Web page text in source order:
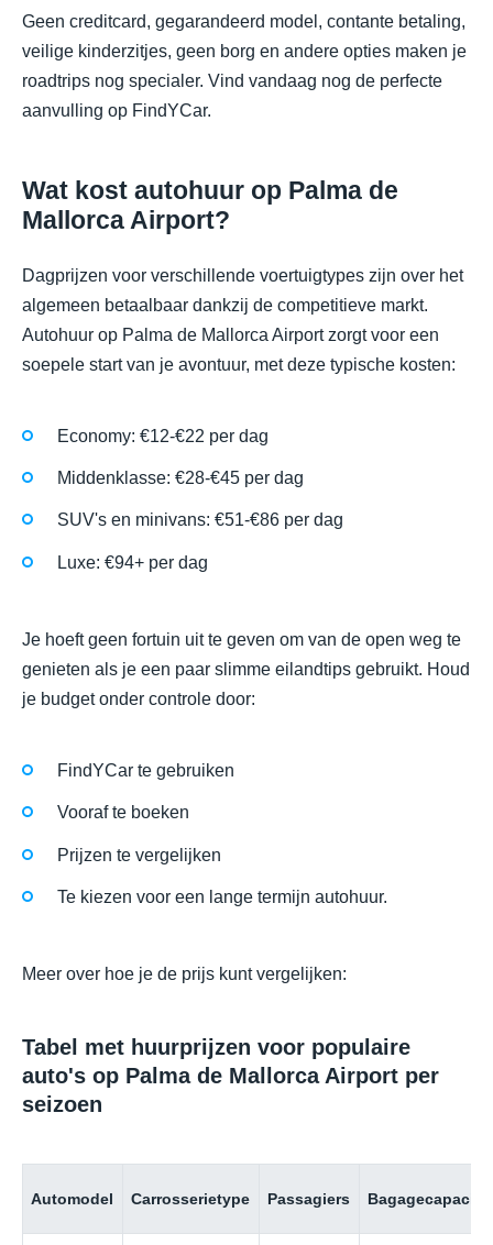
Geen creditcard, gegarandeerd model, contante betaling,
veilige kinderzitjes, geen borg en andere opties maken je
roadtrips nog specialer. Vind vandaag nog de perfecte
aanvulling op FindYCar.
Wat kost autohuur op Palma de
Mallorca Airport?
Dagprijzen voor verschillende voertuigtypes zijn over het
algemeen betaalbaar dankzij de competitieve markt.
Autohuur op Palma de Mallorca Airport zorgt voor een
soepele start van je avontuur, met deze typische kosten:
Economy: €12-€22 per dag
Middenklasse: €28-€45 per dag
SUV's en minivans: €51-€86 per dag
Luxe: €94+ per dag
Je hoeft geen fortuin uit te geven om van de open weg te
genieten als je een paar slimme eilandtips gebruikt. Houd
je budget onder controle door:
FindYCar te gebruiken
Vooraf te boeken
Prijzen te vergelijken
Te kiezen voor een lange termijn autohuur.
Meer over hoe je de prijs kunt vergelijken:
Tabel met huurprijzen voor populaire
auto's op Palma de Mallorca Airport per
seizoen
Automodel Carrosserietype Passagiers